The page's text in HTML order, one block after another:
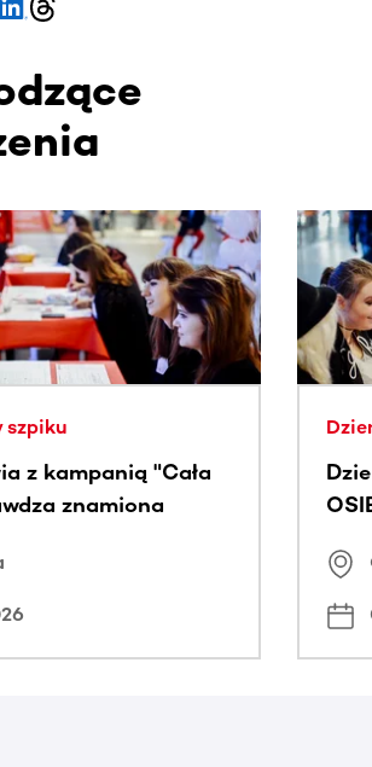
treści przewijane w poziomie. Użyj
szpiku
z kampanią "Cała
znamiona